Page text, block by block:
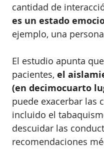
cantidad de
es un estado
ejemplo, una
El estudio apunta
pacientes, el
(en decimocuarto
puede exacerbar las
incluido el
descuidar las
recomendaciones